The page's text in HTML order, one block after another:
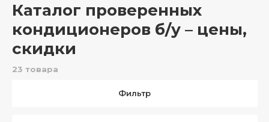
Каталог проверенных
кондиционеров б/у – цены,
скидки
23 товара
Фильтр